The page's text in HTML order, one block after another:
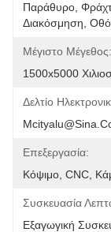
Παράθυρο,
Διακόσμηση,
Μέγιστο Μέγεθος:
1500x5000
Δελτίο
Επεξεργασία:
Κόψιμο, CNC,
Συσκευασία
Εξαγωγική